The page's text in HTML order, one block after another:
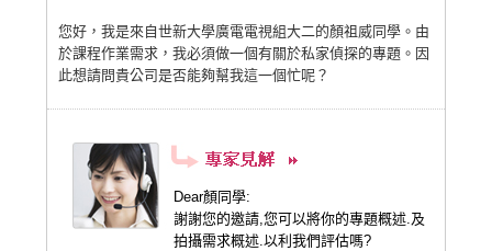
您好，我是來自世新大學廣電電視組大二的顏祖威同學。由
於課程作業需求，我必須做一個有關於私家偵探的專題。因
此想請問貴公司是否能夠幫我這一個忙呢？
Dear顏同學:
謝謝您的邀請,您可以將你的專題概述.及
拍攝需求概述.以利我們評估嗎?